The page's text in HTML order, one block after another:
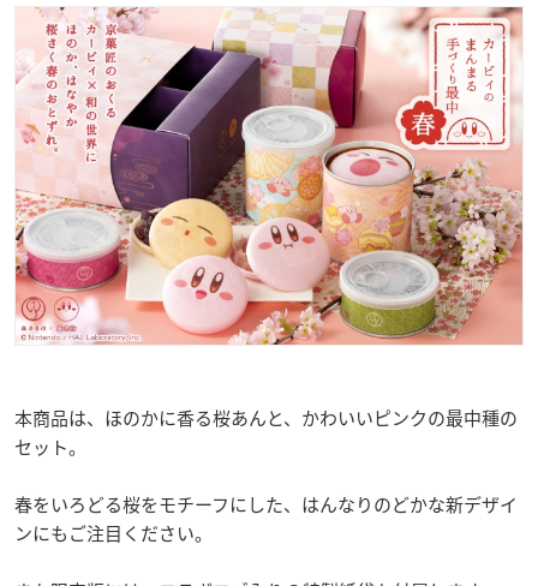
本商品は、ほのかに香る桜あんと、かわいいピンクの最中種の
セット。
春をいろどる桜をモチーフにした、はんなりのどかな新デザイ
ンにもご注目ください。